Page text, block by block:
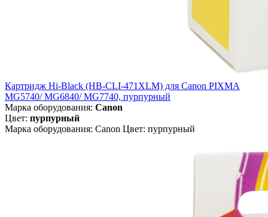
Картридж Hi-Black (HB-CLI-471XLM) для Canon PIXMA
MG5740/ MG6840/ MG7740, пурпурный
Марка оборудования: Canon
Цвет: пурпурный
Марка оборудования: Canon Цвет: пурпурный